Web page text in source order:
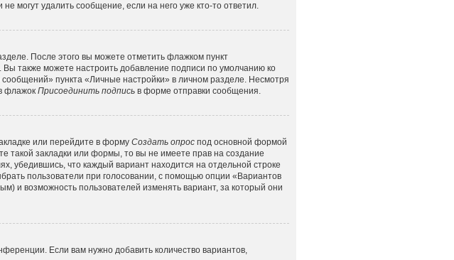
могут удалить сообщение, если на него уже кто-то ответил.
После этого вы можете отметить флажком пункт
также можете настроить добавление подписи по умолчанию ко
пункта «Личные настройки» в личном разделе. Несмотря
флажок Присоединить подпись в форме отправки сообщения.
или перейдите в форму Создать опрос под основной формой
такой закладки или формы, то вы не имеете прав на создание
убедившись, что каждый вариант находится на отдельной строке
пользователи при голосовании, с помощью опции «Вариантов
и возможность пользователей изменять вариант, за который они
Если вам нужно добавить количество вариантов,